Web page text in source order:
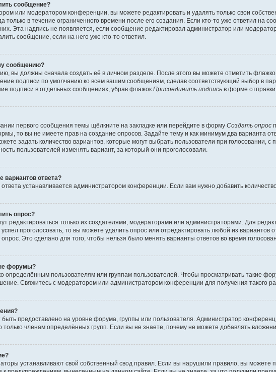
сообщение?
или модератором конференции, вы можете редактировать и удалять только свои
только в течение ограниченного времени после его создания. Если кто-то уже ответил на
Эта надпись не появляется, если сообщение редактировал администратор или
сообщение, если на него уже кто-то ответил.
сообщению?
вы должны сначала создать её в личном разделе. После этого вы можете отметить
подписи по умолчанию ко всем вашим сообщениям, сделав соответствующий выбор в
подписи в отдельных сообщениях, убрав флажок Присоединить подпись в форме
первого сообщения темы щёлкните на закладке или перейдите в форму Создать опрос
то вы не имеете прав на создание опросов. Задайте тему и как минимум два варианта
задать количество вариантов, которые могут выбрать пользователи при
пользователей изменять вариант, за который они проголосовали.
вариантов ответа?
устанавливается администратором конференции. Если вам нужно добавить
опрос?
редактироваться только их создателями, модераторами или администраторами. Для
проголосовать, то вы можете удалить опрос или отредактировать любой из
Это сделано для того, чтобы нельзя было менять варианты ответов во время
форумы?
пользователям или группам пользователей. Чтобы просматривать такие
Свяжитесь с модератором или администратором конференции для получения такого
предоставлено на уровне форума, группы или пользователя. Администратор
членам определённых групп. Если вы не знаете, почему не можете добавлять
устанавливают свой собственный свод правил. Если вы нарушили правило, вы